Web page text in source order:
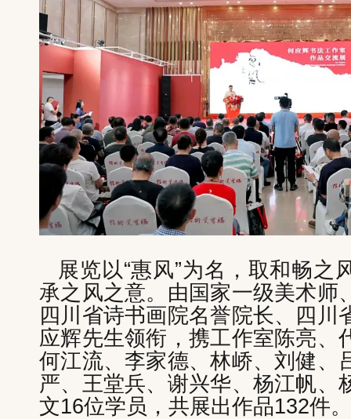
展览以“惠风”为名，取和畅之
承之风之意。由国家一级美术师
四川省诗书画院名誉院长、四川
应辉先生领衔，携工作室陈亮、
何江流、李家德、林峤、刘健、
严、王堂兵、谢兴华、杨江帆、
文16位学员，共展出作品132件。